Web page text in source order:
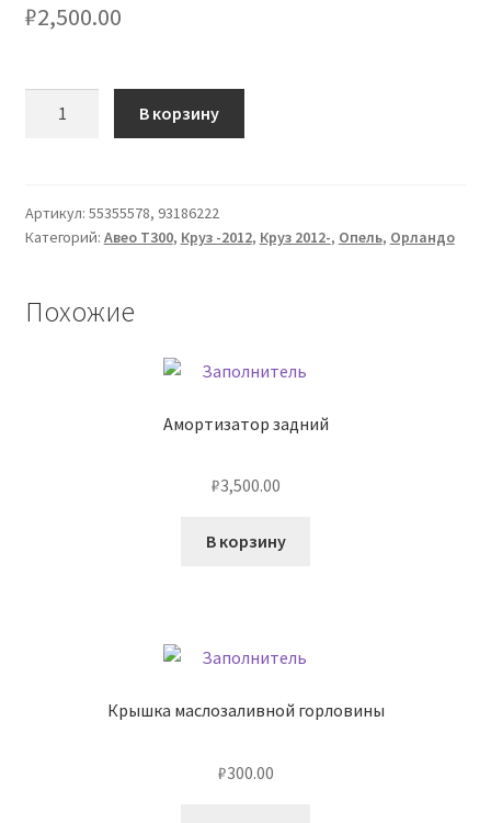
₽2,500.00
В корзину
Артикул: 55355578, 93186222
Категорий: Авео Т300, Круз -2012, Круз 2012-, Опель, Орландо
Похожие
Амортизатор задний
₽3,500.00
В корзину
Крышка маслозаливной горловины
₽300.00